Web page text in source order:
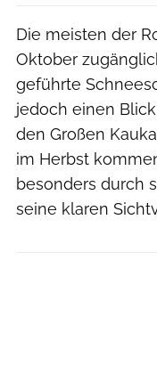
Die meisten der
Oktober
geführte
jedoch einen
den Großen
im Herbst
besonders durch
seine klaren